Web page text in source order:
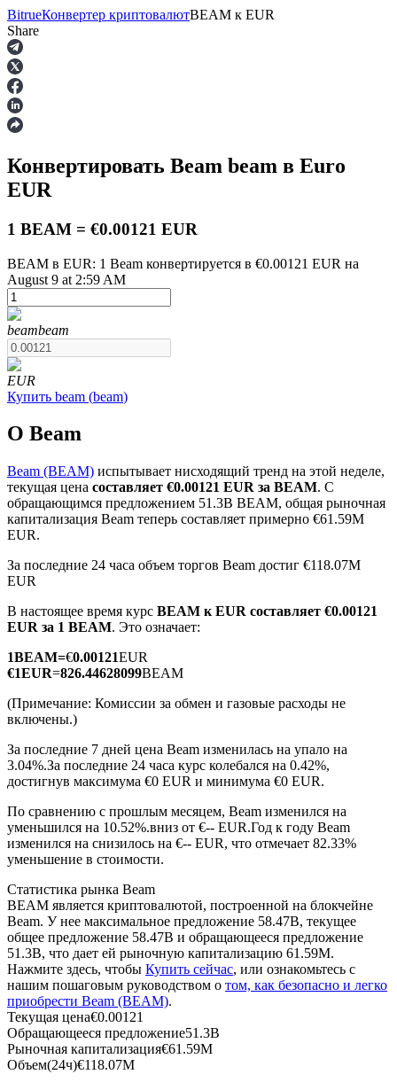
Фьючерсы
USDT-фьючерсы
обеспечения
Фьючерсы на COIN-M
Деривативы на акции, форекс, драгоценные металлы и
сырьевые товары
USDC фьючерсы
Фьючерсы с использованием USDC в качестве
Копирование торговли
BitrueКонвертер криптовалютBEAM к EUR
Share
Конвертировать Beam beam в Euro
EUR
1 BEAM = €0.00121 EUR
BEAM в EUR: 1 Beam конвертируется в €0.00121 EUR на
August 9 at 2:59 AM
beambeam
EUR
Купить beam (beam)
О Beam
Beam (BEAM) испытывает нисходящий тренд на этой неделе,
текущая цена составляет €0.00121 EUR за BEAM. С
обращающимся предложением 51.3B BEAM, общая рыночная
капитализация Beam теперь составляет примерно €61.59M
EUR.
За последние 24 часа объем торгов Beam достиг €118.07M
EUR
В настоящее время курс BEAM к EUR составляет €0.00121
EUR за 1 BEAM. Это означает:
1BEAM=€0.00121EUR
€1EUR=826.44628099BEAM
(Примечание: Комиссии за обмен и газовые расходы не
включены.)
За последние 7 дней цена Beam изменилась на упало на
3.04%.За последние 24 часа курс колебался на 0.42%,
достигнув максимума €0 EUR и минимума €0 EUR.
По сравнению с прошлым месяцем, Beam изменился на
уменьшился на 10.52%.вниз от €-- EUR.Год к году Beam
изменился на снизилось на €-- EUR, что отмечает 82.33%
уменьшение в стоимости.
Статистика рынка Beam
BEAM является криптовалютой, построенной на блокчейне
Beam. У нее максимальное предложение 58.47B, текущее
общее предложение 58.47B и обращающееся предложение
51.3B, что дает ей рыночную капитализацию 61.59M.
Нажмите здесь, чтобы Купить сейчас, или ознакомьтесь с
нашим пошаговым руководством о том, как безопасно и легко
приобрести Beam (BEAM).
Текущая цена€0.00121
Обращающееся предложение51.3B
Рыночная капитализация€61.59M
Объем(24ч)€118.07M